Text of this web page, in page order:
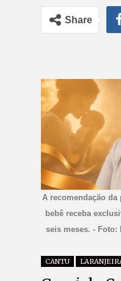
Share
A recomendação
bebê receba
seis meses. - Foto:
CANTU